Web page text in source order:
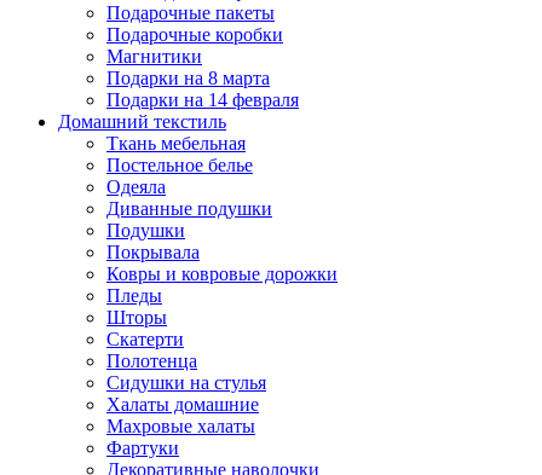
Подарочные пакеты
Подарочные коробки
Магнитики
Подарки на 8 марта
Подарки на 14 февраля
Домашний текстиль
Ткань мебельная
Постельное белье
Одеяла
Диванные подушки
Подушки
Покрывала
Ковры и ковровые дорожки
Пледы
Шторы
Скатерти
Полотенца
Сидушки на стулья
Халаты домашние
Махровые халаты
Фартуки
Декоративные наволочки